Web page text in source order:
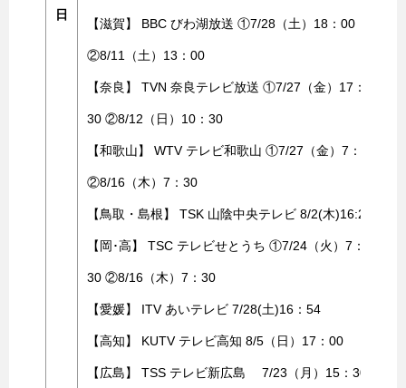
日
【滋賀】 BBC びわ湖放送 ①7/28（土）18：00
②8/11（土）13：00
【奈良】 TVN 奈良テレビ放送 ①7/27（金）17：
30 ②8/12（日）10：30
【和歌山】 WTV テレビ和歌山 ①7/27（金）7：30
②8/16（木）7：30
【鳥取・島根】 TSK 山陰中央テレビ 8/2(木)16:23
【岡･高】 TSC テレビせとうち ①7/24（火）7：
30 ②8/16（木）7：30
【愛媛】 ITV あいテレビ 7/28(土)16：54
【高知】 KUTV テレビ高知 8/5（日）17：00
【広島】 TSS テレビ新広島 7/23（月）15：30